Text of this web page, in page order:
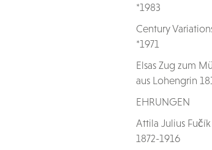
*1983
Century
*1971
Elsas Zug zum
aus Lohengrin
EHRUNGEN
Attila Julius Fučík
1872-1916